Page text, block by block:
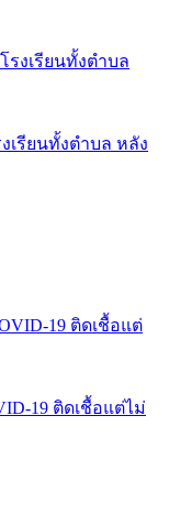
เรียนทั้งตำบล หลัง
19 ติดเชื้อแต่ไม่